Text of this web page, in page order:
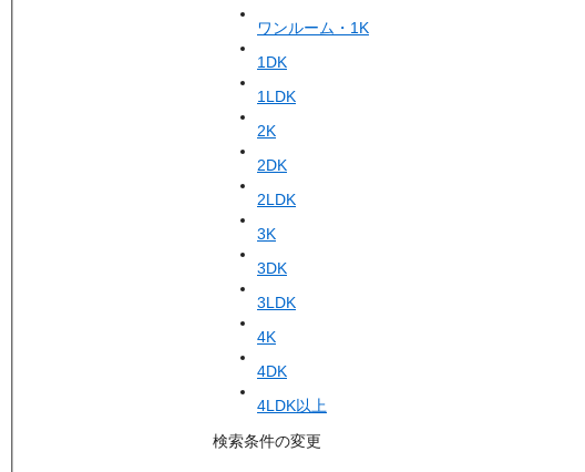
ワンルーム・1K
1DK
1LDK
2K
2DK
2LDK
3K
3DK
3LDK
4K
4DK
4LDK以上
検索条件の変更